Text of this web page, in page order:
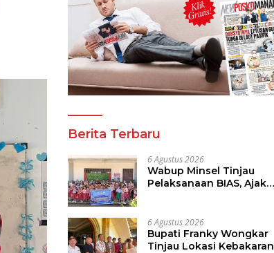
Berita Terbaru
6 Agustus 2026
Wabup Minsel Tinjau
Pelaksanaan BIAS, Ajak
6 Agustus 2026
Bupati Franky Wongkar
Tinjau Lokasi Kebakaran